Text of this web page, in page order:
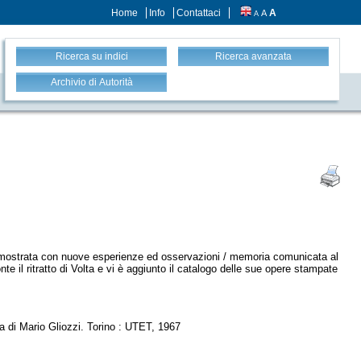
Home Info Contattaci A A A
Ricerca su indici Ricerca avanzata
Archivio di Autorità